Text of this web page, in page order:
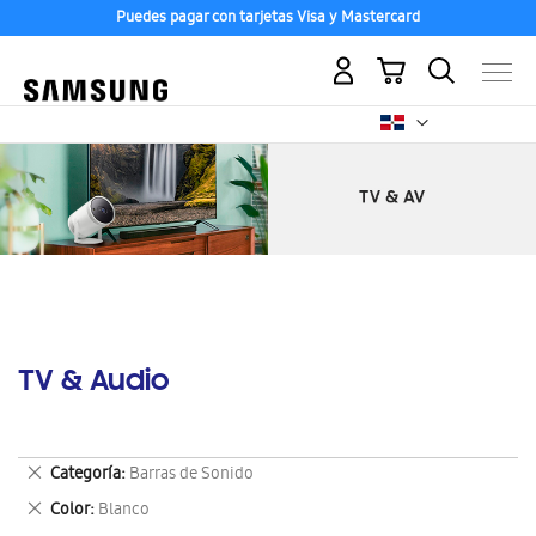
Puedes pagar con tarjetas Visa y Mastercard
Mi carrito
TV & Audio
Categoría Barras de Sonido
Eliminar
este
artículo
Color Blanco
Eliminar